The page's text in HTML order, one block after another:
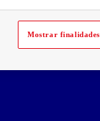
Mostrar finalidades